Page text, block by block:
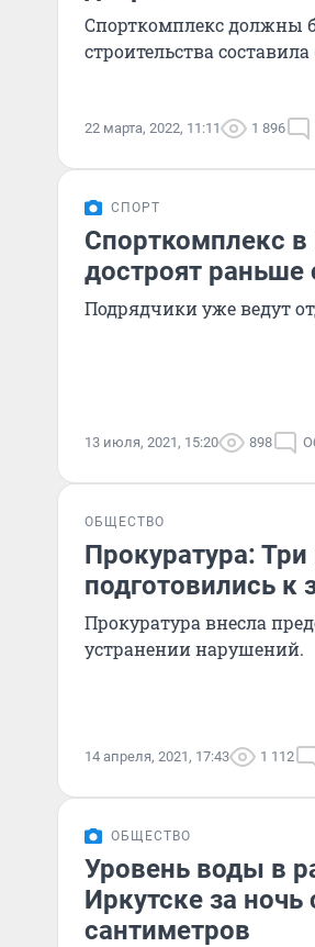
Спорткомплекс должны
строительства
22 марта, 2022, 11:11 1 896
СПОРТ
Спорткомплекс
достроят раньше
Подрядчики уже ведут
13 июля, 2021, 15:20 898
ОБЩЕСТВО
Прокуратура:
подготовились
Прокуратура внесла
устранении нарушений.
14 апреля, 2021, 17:43 1 112
ОБЩЕСТВО
Уровень воды в
Иркутске за
сантиметров